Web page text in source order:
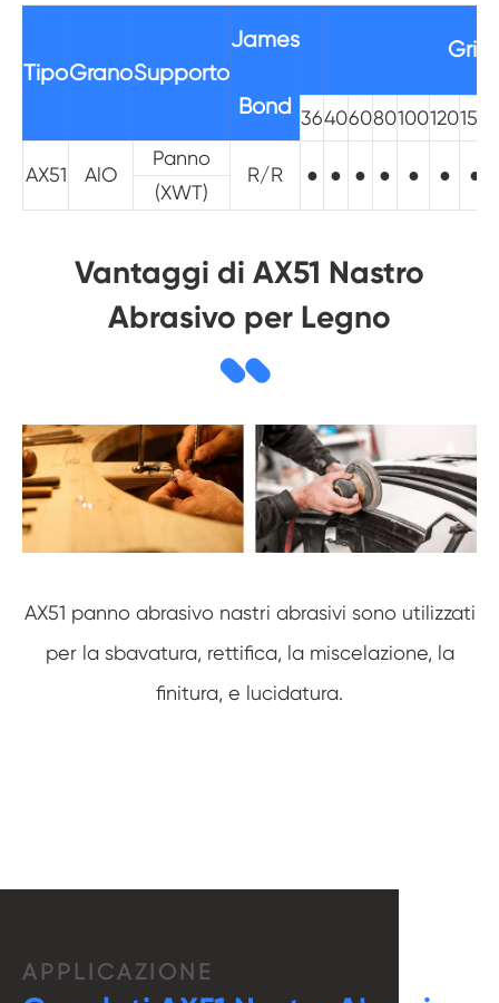
TipoGranoSupporto
James
Bond
Grit
36406080100120150
AX51 AlO
Panno
R/R ● ● ● ● ● ● ●
(XWT)
Vantaggi di AX51 Nastro
Abrasivo per Legno
AX51 panno abrasivo nastri abrasivi sono utilizzati
per la sbavatura, rettifica, la miscelazione, la
finitura, e lucidatura.
APPLICAZIONE